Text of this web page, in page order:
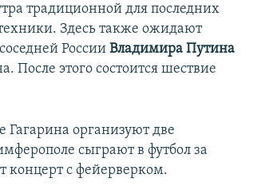
традиционной для последних
Здесь также ожидают
РоссииВладимира Путина
После этого состоится шествие
Гагарина организуют две
сыграют в футбол за
концерт с фейерверком.